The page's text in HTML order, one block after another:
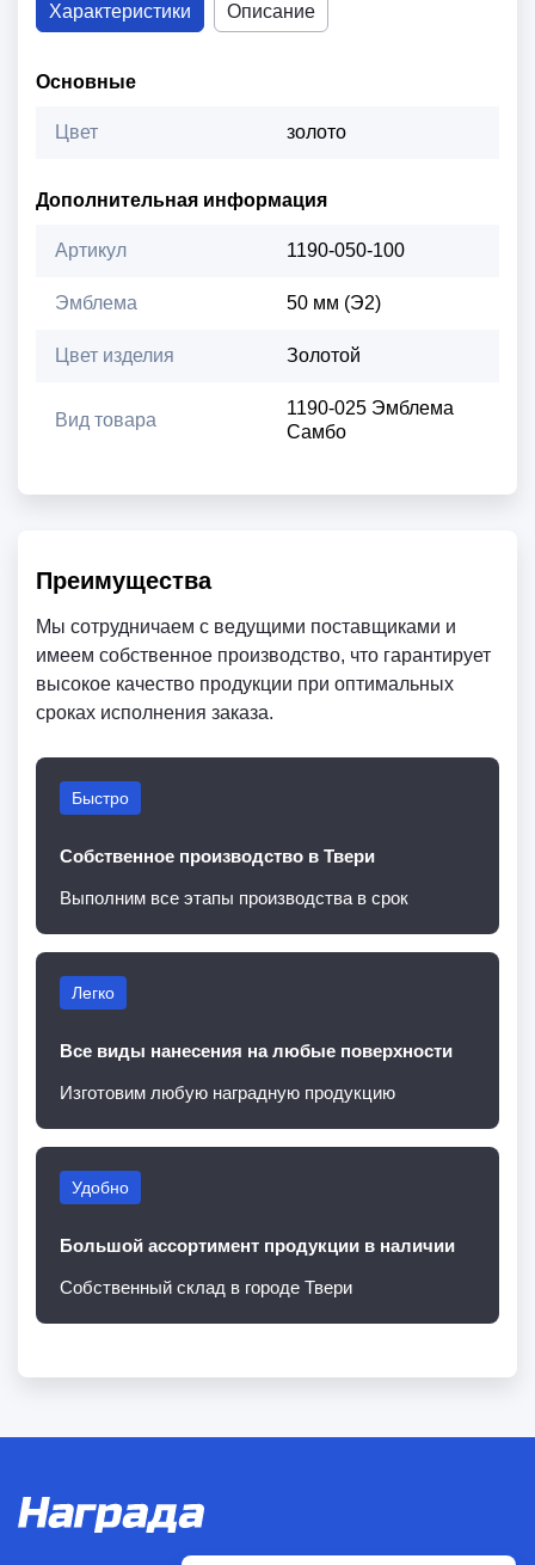
Характеристики Описание
Основные
Цвет золото
Дополнительная информация
Артикул 1190-050-100
Эмблема 50 мм (Э2)
Цвет изделия Золотой
Вид товара
1190-025 Эмблема
Самбо
Преимущества
Мы сотрудничаем с ведущими поставщиками и
имеем собственное производство, что гарантирует
высокое качество продукции при оптимальных
сроках исполнения заказа.
Быстро
Собственное производство в Твери
Выполним все этапы производства в срок
Легко
Все виды нанесения на любые поверхности
Изготовим любую наградную продукцию
Удобно
Большой ассортимент продукции в наличии
Собственный склад в городе Твери